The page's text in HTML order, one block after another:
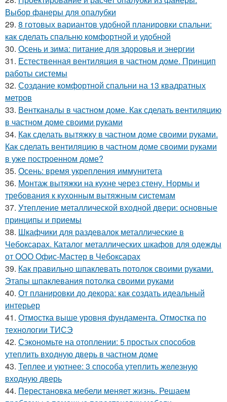
Выбор фанеры для опалубки
29. 8 готовых вариантов удобной планировки спальни:
как сделать спальню комфортной и удобной
30. Осень и зима: питание для здоровья и энергии
31. Естественная вентиляция в частном доме. Принцип
работы системы
32. Создание комфортной спальни на 13 квадратных
метров
33. Вентканалы в частном доме. Как сделать вентиляцию
в частном доме своими руками
34. Как сделать вытяжку в частном доме своими руками.
Как сделать вентиляцию в частном доме своими руками
в уже построенном доме?
35. Осень: время укрепления иммунитета
36. Монтаж вытяжки на кухне через стену. Нормы и
требования к кухонным вытяжным системам
37. Утепление металлической входной двери: основные
принципы и приемы
38. Шкафчики для раздевалок металлические в
Чебоксарах. Каталог металлических шкафов для одежды
от ООО Офис-Мастер в Чебоксарах
39. Как правильно шпаклевать потолок своими руками.
Этапы шпаклевания потолка своими руками
40. От планировки до декора: как создать идеальный
интерьер
41. Отмостка выше уровня фундамента. Отмостка по
технологии ТИСЭ
42. Сэкономьте на отоплении: 5 простых способов
утеплить входную дверь в частном доме
43. Теплее и уютнее: 3 способа утеплить железную
входную дверь
44. Перестановка мебели меняет жизнь. Решаем